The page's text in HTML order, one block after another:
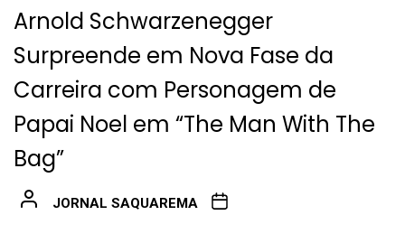
Arnold Schwarzenegger
Surpreende em Nova Fase da
Carreira com Personagem de
Papai Noel em “The Man With The
Bag”
JORNAL SAQUAREMA